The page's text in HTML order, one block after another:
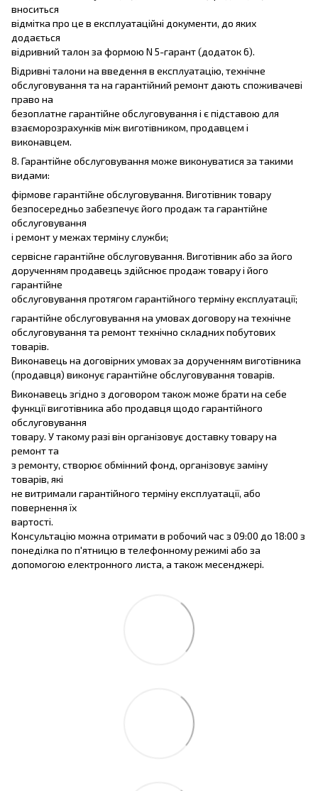
вноситься
відмітка про це в експлуатаційні документи, до яких
додається
відривний талон за формою N 5-гарант (додаток 6).
Відривні талони на введення в експлуатацію, технічне
обслуговування та на гарантійний ремонт дають споживачеві
право на
безоплатне гарантійне обслуговування і є підставою для
взаєморозрахунків між виготівником, продавцем і
виконавцем.
8. Гарантійне обслуговування може виконуватися за такими
видами:
фірмове гарантійне обслуговування. Виготівник товару
безпосередньо забезпечує його продаж та гарантійне
обслуговування
і ремонт у межах терміну служби;
сервісне гарантійне обслуговування. Виготівник або за його
дорученням продавець здійснює продаж товару і його
гарантійне
обслуговування протягом гарантійного терміну експлуатації;
гарантійне обслуговування на умовах договору на технічне
обслуговування та ремонт технічно складних побутових
товарів.
Виконавець на договірних умовах за дорученням виготівника
(продавця) виконує гарантійне обслуговування товарів.
Виконавець згідно з договором також може брати на себе
функції виготівника або продавця щодо гарантійного
обслуговування
товару. У такому разі він організовує доставку товару на
ремонт та
з ремонту, створює обмінний фонд, організовує заміну
товарів, які
не витримали гарантійного терміну експлуатації, або
повернення їх
вартості.
Консультацію можна отримати в робочий час з 09:00 до 18:00 з
понеділка по п'ятницю в телефонному режимі або за
допомогою електронного листа, а також месенджері.